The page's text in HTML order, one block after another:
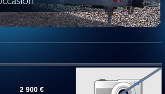
2 900 €